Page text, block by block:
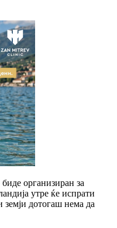
организиран за
утре ќе испрати
земји дотогаш нема да